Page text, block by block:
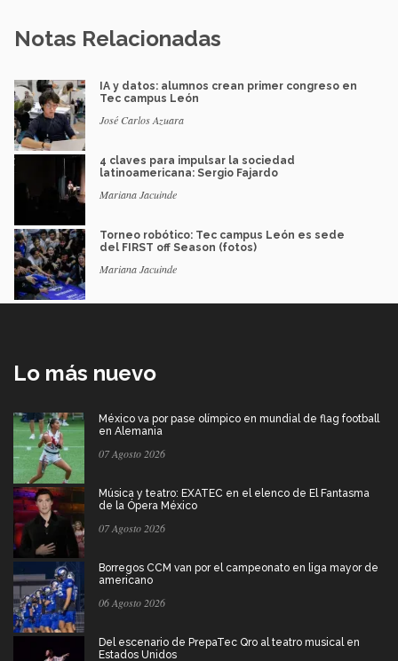
Notas Relacionadas
IA y datos: alumnos crean primer congreso en
Tec campus León
José Carlos Azuara
4 claves para impulsar la sociedad
latinoamericana: Sergio Fajardo
Mariana Jacuinde
Torneo robótico: Tec campus León es sede
del FIRST off Season (fotos)
Mariana Jacuinde
Lo más nuevo
México va por pase olímpico en mundial de flag football
en Alemania
07 Agosto 2026
Música y teatro: EXATEC en el elenco de El Fantasma
de la Ópera México
07 Agosto 2026
Borregos CCM van por el campeonato en liga mayor de
americano
06 Agosto 2026
Del escenario de PrepaTec Qro al teatro musical en
Estados Unidos